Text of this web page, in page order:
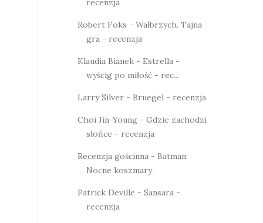
recenzja
Robert Foks - Wałbrzych. Tajna
gra - recenzja
Klaudia Bianek - Estrella -
wyścig po miłość - rec...
Larry Silver - Bruegel - recenzja
Choi Jin-Young - Gdzie zachodzi
słońce - recenzja
Recenzja gościnna - Batman:
Nocne koszmary
Patrick Deville - Sansara -
recenzja